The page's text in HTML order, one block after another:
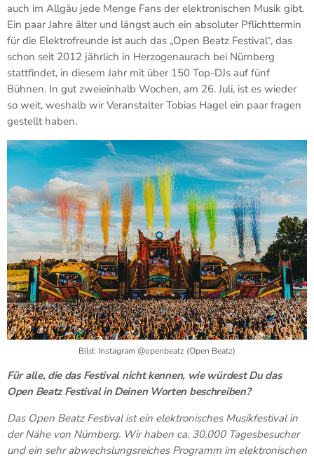
auch im Allgäu jede Menge Fans der elektronischen Musik gibt.
Ein paar Jahre älter und längst auch ein absoluter Pflichttermin
für die Elektrofreunde ist auch das „Open Beatz Festival“, das
schon seit 2012 jährlich in Herzogenaurach bei Nürnberg
stattfindet, in diesem Jahr mit über 150 Top-DJs auf fünf
Bühnen. In gut zweieinhalb Wochen, am 26. Juli, ist es wieder
so weit, weshalb wir Veranstalter Tobias Hagel ein paar fragen
gestellt haben.
Bild: Instagram @openbeatz (Open Beatz)
Für alle, die das Festival nicht kennen, wie würdest Du das
Open Beatz Festival in Deinen Worten beschreiben?
Das Open Beatz Festival ist ein elektronisches Musikfestival in
der Nähe von Nürnberg. Wir haben ca. 30.000 Tagesbesucher
und ein sehr abwechslungsreiches Programm im elektronischen